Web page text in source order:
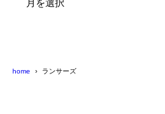
home ランサーズ